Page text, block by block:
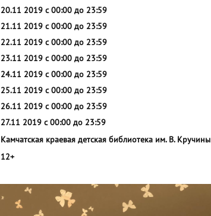
20.11 2019 с 00:00 до 23:59
21.11 2019 с 00:00 до 23:59
22.11 2019 с 00:00 до 23:59
23.11 2019 с 00:00 до 23:59
24.11 2019 с 00:00 до 23:59
25.11 2019 с 00:00 до 23:59
26.11 2019 с 00:00 до 23:59
27.11 2019 с 00:00 до 23:59
Камчатская краевая детская библиотека им. В. Кручины
12+